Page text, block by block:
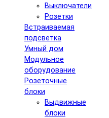
Выключатели
Розетки
Встраиваемая
подсветка
Умный дом
Модульное
оборудование
Розеточные
блоки
Выдвижные
блоки